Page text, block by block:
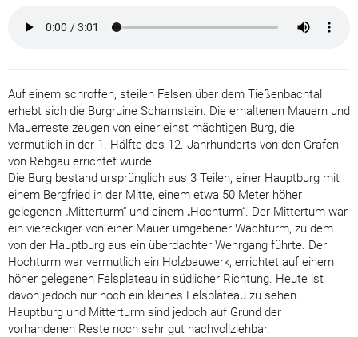
Auf einem schroffen, steilen Felsen über dem Tießenbachtal
erhebt sich die Burgruine Scharnstein. Die erhaltenen Mauern und
Mauerreste zeugen von einer einst mächtigen Burg, die
vermutlich in der 1. Hälfte des 12. Jahrhunderts von den Grafen
von Rebgau errichtet wurde.
Die Burg bestand ursprünglich aus 3 Teilen, einer Hauptburg mit
einem Bergfried in der Mitte, einem etwa 50 Meter höher
gelegenen „Mitterturm“ und einem „Hochturm“. Der Mittertum war
ein viereckiger von einer Mauer umgebener Wachturm, zu dem
von der Hauptburg aus ein überdachter Wehrgang führte. Der
Hochturm war vermutlich ein Holzbauwerk, errichtet auf einem
höher gelegenen Felsplateau in südlicher Richtung. Heute ist
davon jedoch nur noch ein kleines Felsplateau zu sehen.
Hauptburg und Mitterturm sind jedoch auf Grund der
vorhandenen Reste noch sehr gut nachvollziehbar.